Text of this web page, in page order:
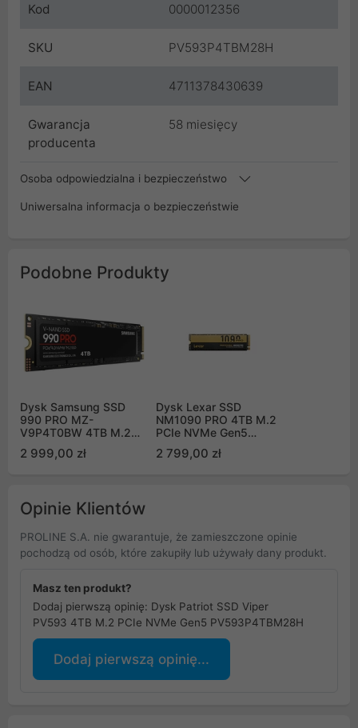
Kod 0000012356
SKU PV593P4TBM28H
EAN 4711378430639
Gwarancja
producenta
58 miesięcy
Osoba odpowiedzialna i bezpieczeństwo
Uniwersalna informacja o bezpieczeństwie
Podobne Produkty
Dysk Samsung SSD
990 PRO MZ-
V9P4T0BW 4TB M.2
2 999,00 zł
Dysk Lexar SSD
NM1090 PRO 4TB M.2
PCIe NVMe Gen5
2 799,00 zł
Opinie Klientów
PROLINE S.A. nie gwarantuje, że zamieszczone opinie
pochodzą od osób, które zakupiły lub używały dany produkt.
Masz ten produkt?
Dodaj pierwszą opinię: Dysk Patriot SSD Viper
PV593 4TB M.2 PCIe NVMe Gen5 PV593P4TBM28H
Dodaj pierwszą opinię...